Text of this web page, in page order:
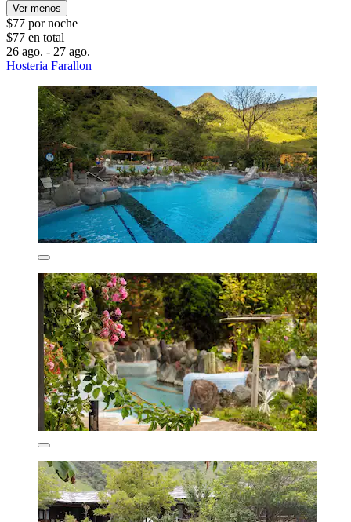
Ver menos
$77 por noche
$77 en total
26 ago. - 27 ago.
Hosteria Farallon